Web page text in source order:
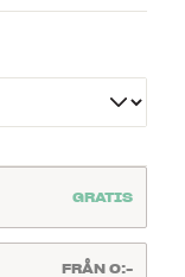
GRATIS
FRÅN 0:-